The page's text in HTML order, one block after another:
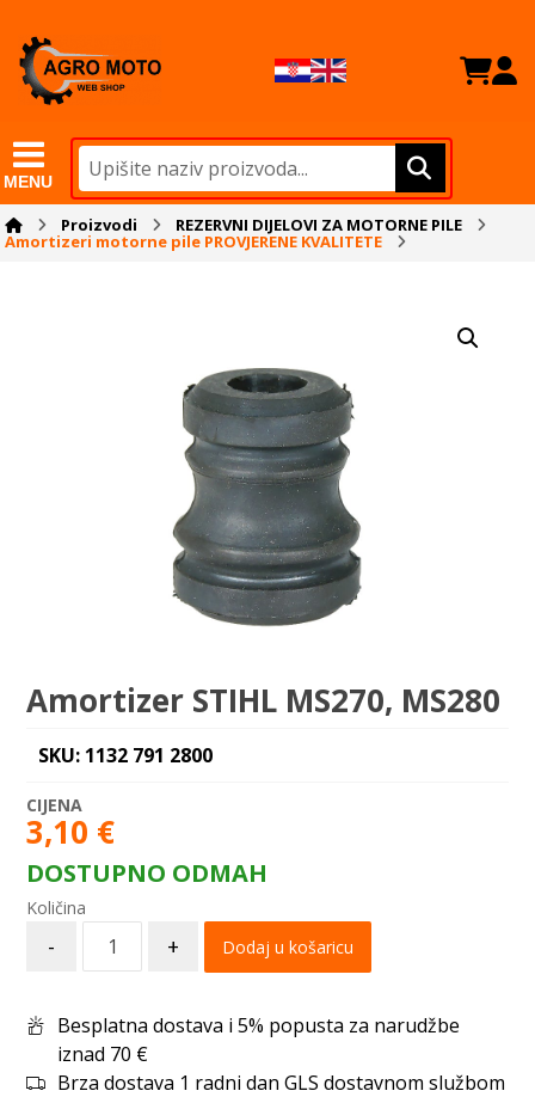
MENU
Proizvodi REZERVNI DIJELOVI ZA MOTORNE PILE
Amortizeri motorne pile PROVJERENE KVALITETE
Amortizer STIHL MS270, MS280
SKU: 1132 791 2800
3,10 €
DOSTUPNO ODMAH
- + Dodaj u košaricu
Besplatna dostava i 5% popusta za narudžbe
iznad 70 €
Brza dostava 1 radni dan GLS dostavnom službom